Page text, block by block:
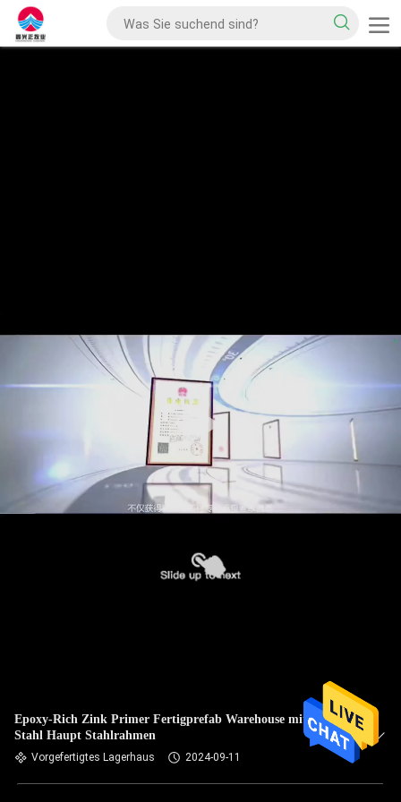
Epoxy-Rich Zink Primer Fertigprefab Warehouse mit H
Stahl Haupt Stahlrahmen
Vorgefertigtes Lagerhaus 2024-09-11